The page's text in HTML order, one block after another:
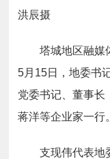
洪辰摄
塔城地区融媒
5月15日，地委书
党委书记、董事长
蒋洋等企业家一行。
支现伟代表地